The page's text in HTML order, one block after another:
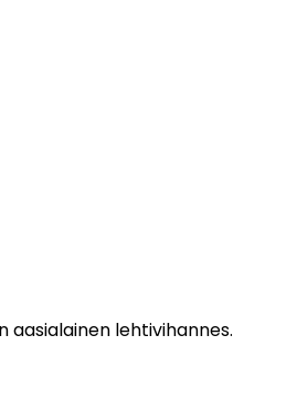
aasialainen lehtivihannes.